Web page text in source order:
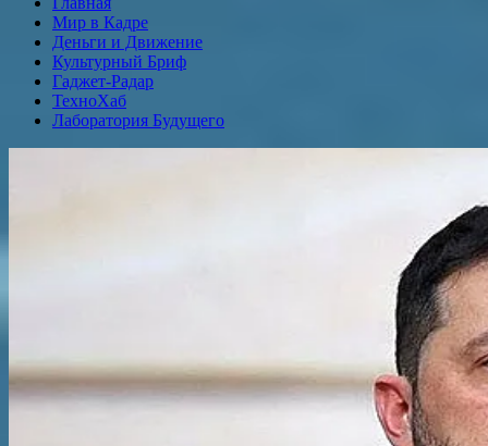
Мир в Кадре
Деньги и Движение
Культурный Бриф
Гаджет-Радар
ТехноХаб
Лаборатория Будущего